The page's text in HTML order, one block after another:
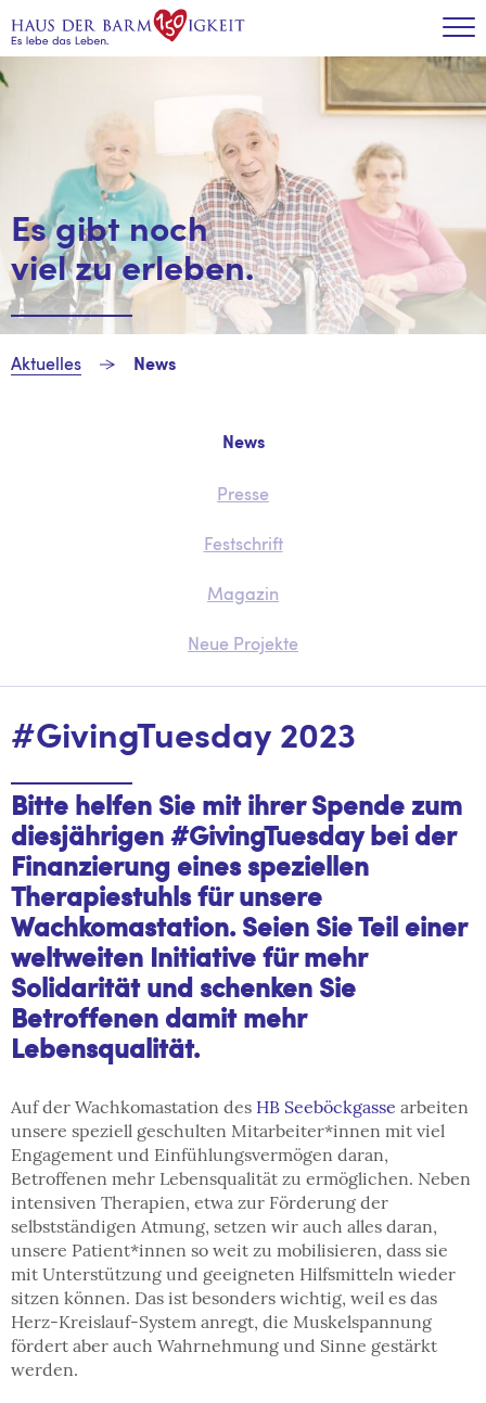
Es gibt noch
viel zu erleben.
Aktuelles News
News
Presse
Festschrift
Magazin
Neue Projekte
#GivingTuesday 2023
Bitte helfen Sie mit ihrer Spende zum
diesjährigen #GivingTuesday bei der
Finanzierung eines speziellen
Therapiestuhls für unsere
Wachkomastation. Seien Sie Teil einer
weltweiten Initiative für mehr
Solidarität und schenken Sie
Betroffenen damit mehr
Lebensqualität.
Auf der Wachkomastation des HB Seeböckgasse arbeiten
unsere speziell geschulten Mitarbeiter*innen mit viel
Engagement und Einfühlungsvermögen daran,
Betroffenen mehr Lebensqualität zu ermöglichen. Neben
intensiven Therapien, etwa zur Förderung der
selbstständigen Atmung, setzen wir auch alles daran,
unsere Patient*innen so weit zu mobilisieren, dass sie
mit Unterstützung und geeigneten Hilfsmitteln wieder
sitzen können. Das ist besonders wichtig, weil es das
Herz-Kreislauf-System anregt, die Muskelspannung
fördert aber auch Wahrnehmung und Sinne gestärkt
werden.